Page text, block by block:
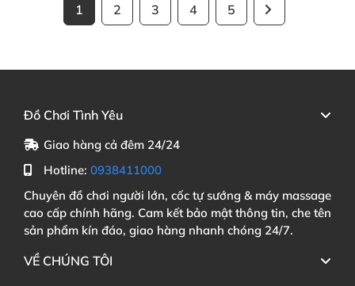
1 2 3 4 5
Đồ Chơi Tình Yêu
Giao hàng cả đêm 24/24
Hotline: 0938411000
Chuyên đồ chơi người lớn, cốc tự sướng & máy massage
cao cấp chính hãng. Cam kết bảo mật thông tin, che tên
sản phẩm kín đáo, giao hàng nhanh chóng 24/7.
VỀ CHÚNG TÔI